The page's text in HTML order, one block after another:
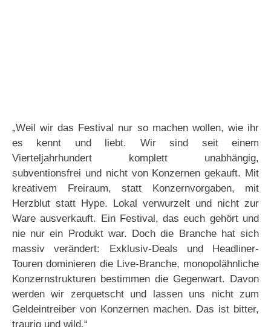
„Weil wir das Festival nur so machen wollen, wie ihr
es kennt und liebt. Wir sind seit einem
Vierteljahrhundert komplett unabhängig,
subventionsfrei und nicht von Konzernen gekauft. Mit
kreativem Freiraum, statt Konzernvorgaben, mit
Herzblut statt Hype. Lokal verwurzelt und nicht zur
Ware ausverkauft. Ein Festival, das euch gehört und
nie nur ein Produkt war. Doch die Branche hat sich
massiv verändert: Exklusiv-Deals und Headliner-
Touren dominieren die Live-Branche, monopolähnliche
Konzernstrukturen bestimmen die Gegenwart. Davon
werden wir zerquetscht und lassen uns nicht zum
Geldeintreiber von Konzernen machen. Das ist bitter,
traurig und wild.“